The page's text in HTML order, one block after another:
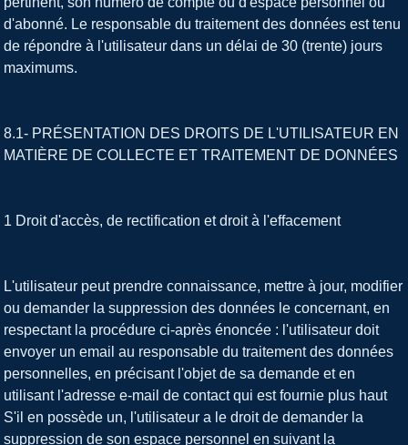
d'abonné. Le responsable du traitement des données est tenu
de répondre à l'utilisateur dans un délai de 30 (trente) jours
maximums.
8.1- PRÉSENTATION DES DROITS DE L'UTILISATEUR EN
MATIÈRE DE COLLECTE ET TRAITEMENT DE DONNÉES
1 Droit d'accès, de rectification et droit à l'effacement
L'utilisateur peut prendre connaissance, mettre à jour, modifier
ou demander la suppression des données le concernant, en
respectant la procédure ci-après énoncée : l'utilisateur doit
envoyer un email au responsable du traitement des données
personnelles, en précisant l'objet de sa demande et en
utilisant l'adresse e-mail de contact qui est fournie plus haut
S'il en possède un, l'utilisateur a le droit de demander la
suppression de son espace personnel en suivant la